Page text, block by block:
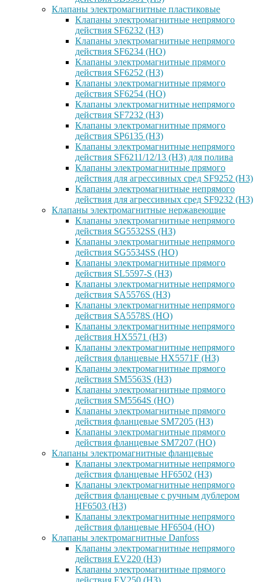
Клапаны электромагнитные пластиковые
Клапаны электромагнитные непрямого
действия SF6232 (НЗ)
Клапаны электромагнитные непрямого
действия SF6234 (НО)
Клапаны электромагнитные прямого
действия SF6252 (НЗ)
Клапаны электромагнитные прямого
действия SF6254 (НО)
Клапаны электромагнитные непрямого
действия SF7232 (НЗ)
Клапаны электромагнитные прямого
действия SP6135 (НЗ)
Клапаны электромагнитные непрямого
действия SF6211/12/13 (НЗ) для полива
Клапаны электромагнитные прямого
действия для агрессивных сред SF9252 (H3)
Клапаны электромагнитные непрямого
действия для агрессивных сред SF9232 (H3)
Клапаны электромагнитные нержавеющие
Клапаны электромагнитные непрямого
действия SG5532SS (НЗ)
Клапаны электромагнитные непрямого
действия SG5534SS (НО)
Клапаны электромагнитные прямого
действия SL5597-S (НЗ)
Клапаны электромагнитные непрямого
действия SA5576S (НЗ)
Клапаны электромагнитные непрямого
действия SA5578S (НО)
Клапаны электромагнитные непрямого
действия HX5571 (НЗ)
Клапаны электромагнитные непрямого
действия фланцевые HX5571F (НЗ)
Клапаны электромагнитные прямого
действия SM5563S (НЗ)
Клапаны электромагнитные прямого
действия SM5564S (НО)
Клапаны электромагнитные прямого
действия фланцевые SM7205 (НЗ)
Клапаны электромагнитные прямого
действия фланцевые SM7207 (НО)
Клапаны электромагнитные фланцевые
Клапаны электромагнитные непрямого
действия фланцевые HF6502 (НЗ)
Клапаны электромагнитные непрямого
действия фланцевые с ручным дублером
HF6503 (Н3)
Клапаны электромагнитные непрямого
действия фланцевые HF6504 (НО)
Клапаны электромагнитные Danfoss
Клапаны электромагнитные непрямого
действия EV220 (НЗ)
Клапаны электромагнитные прямого
действия EV250 (НЗ)